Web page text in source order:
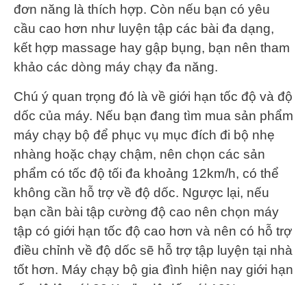
đơn năng là thích hợp. Còn nếu bạn có yêu
cầu cao hơn như luyện tập các bài đa dạng,
kết hợp massage hay gập bụng, bạn nên tham
khảo các dòng máy chạy đa năng.
Chú ý quan trọng đó là về giới hạn tốc độ và độ
dốc của máy. Nếu bạn đang tìm mua sản phẩm
máy chạy bộ để phục vụ mục đích đi bộ nhẹ
nhàng hoặc chạy chậm, nên chọn các sản
phẩm có tốc độ tối đa khoảng 12km/h, có thể
không cần hỗ trợ về độ dốc. Ngược lại, nếu
bạn cần bài tập cường độ cao nên chọn máy
tập có giới hạn tốc độ cao hơn và nên có hỗ trợ
điều chỉnh về độ dốc sẽ hỗ trợ tập luyện tại nhà
tốt hơn. Máy chạy bộ gia đình hiện nay giới hạn